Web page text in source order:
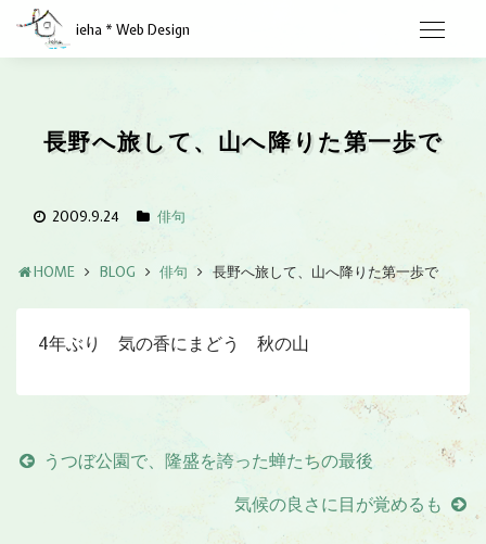
ieha * Web Design
長野へ旅して、山へ降りた第一歩で
2009.9.24 俳句
HOME BLOG 俳句 長野へ旅して、山へ降りた第一歩で
4年ぶり 気の香にまどう 秋の山
うつぼ公園で、隆盛を誇った蝉たちの最後
気候の良さに目が覚めるも